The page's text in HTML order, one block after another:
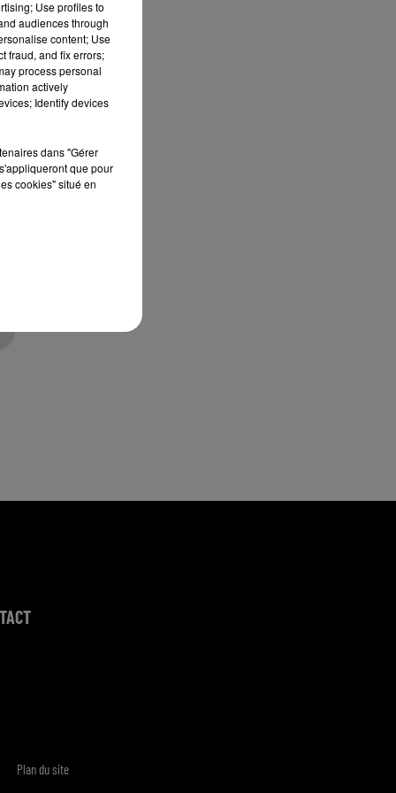
Plan du site
Use profiles to
audiences through
content; Use
fraud, and fix errors;
process personal
actively
Identify devices
dans "Gérer
que pour
cookies" situé en